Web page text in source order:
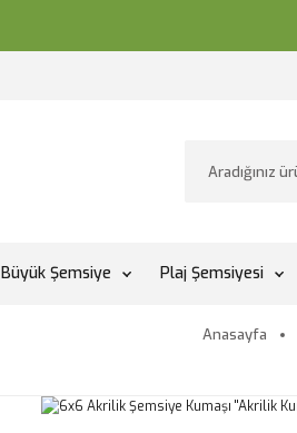
Büyük Şemsiye Plaj Şemsiyesi
Anasayfa